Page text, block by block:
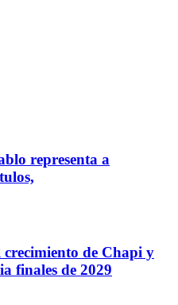
representa a
crecimiento de Chapi y
finales de 2029